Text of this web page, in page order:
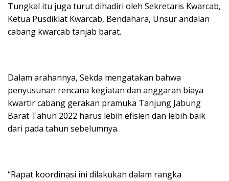
Tungkal itu juga turut dihadiri oleh Sekretaris Kwarcab,
Ketua Pusdiklat Kwarcab, Bendahara, Unsur andalan
cabang kwarcab tanjab barat.
Dalam arahannya, Sekda mengatakan bahwa
penyusunan rencana kegiatan dan anggaran biaya
kwartir cabang gerakan pramuka Tanjung Jabung
Barat Tahun 2022 harus lebih efisien dan lebih baik
dari pada tahun sebelumnya.
“Rapat koordinasi ini dilakukan dalam rangka